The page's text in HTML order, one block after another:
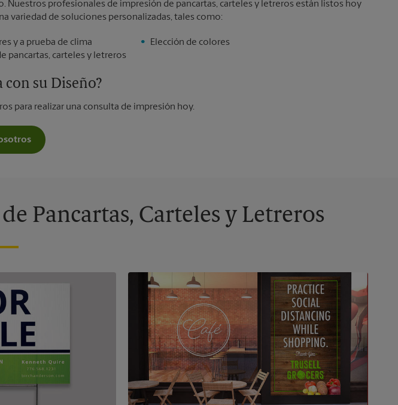
Nuestros profesionales de impresión de pancartas, carteles y letreros están listos hoy
variedad de soluciones personalizadas, tales como:
y a prueba de clima
pancartas, carteles y letreros
Elección de colores
con su Diseño?
para realizar una consulta de impresión hoy.
Pancartas, Carteles y Letreros